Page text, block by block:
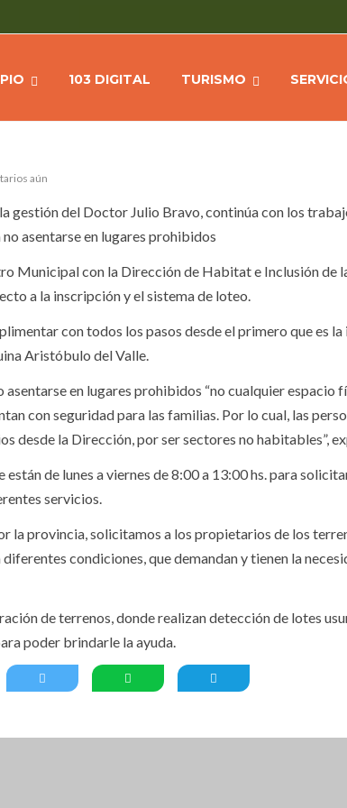
103 DIGITAL TURISMO
aún
gestión del Doctor Julio Bravo, continúa con los
asentarse en lugares prohibidos
Municipal con la Dirección de Habitat e Inclusión de
a la inscripción y el sistema de loteo.
con todos los pasos desde el primero que es
Aristóbulo del Valle.
asentarse en lugares prohibidos “no cualquier espacio
con seguridad para las familias. Por lo cual, las
desde la Dirección, por ser sectores no habitables”,
de lunes a viernes de 8:00 a 13:00 hs. para
servicios.
la provincia, solicitamos a los propietarios de los
condiciones, que demandan y tienen la
de terrenos, donde realizan detección de lotes
poder brindarle la ayuda.